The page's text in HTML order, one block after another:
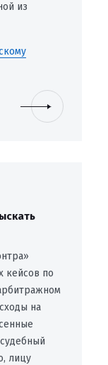
из
кейсов по
на
лицу